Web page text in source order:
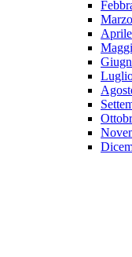
Marzo
Aprile